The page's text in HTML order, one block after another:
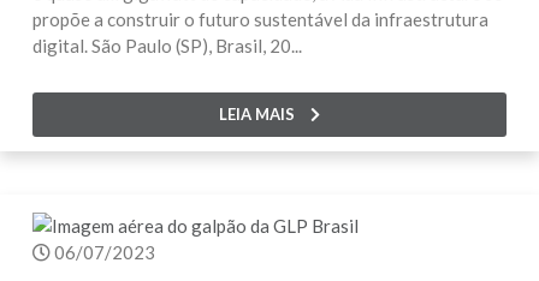
propõe a construir o futuro sustentável da infraestrutura
digital. São Paulo (SP), Brasil, 20...
LEIA MAIS
06/07/2023